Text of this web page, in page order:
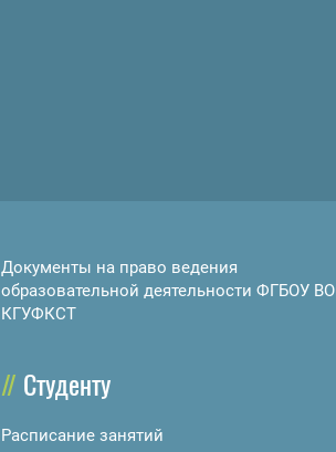
Документы на право ведения
образовательной деятельности ФГБОУ ВО
КГУФКСТ
Студенту
Расписание занятий